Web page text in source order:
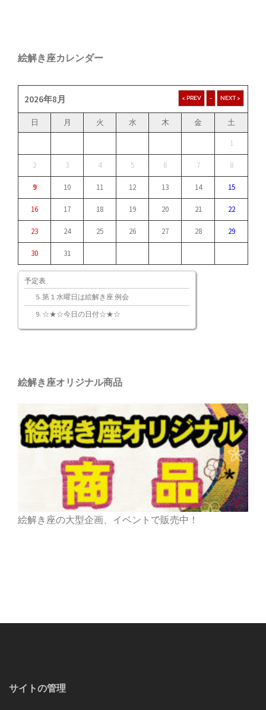
絵解き座カレンダー
2026年8月
日 月 火 水 木 金 土
1
2 3 4 5 6 7 8
9 10 11 12 13 14 15
16 17 18 19 20 21 22
23 24 25 26 27 28 29
30 31
予定表
第１水曜日は絵解き座 例会
☆★☆今日の日付☆★☆
絵解き座オリジナル商品
絵解き座の大型企画、イベントで販売中！
サイトの管理